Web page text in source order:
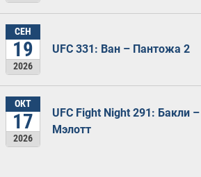
СЕН
19
2026
UFC 331: Ван – Пантожа 2
ОКТ
17
2026
UFC Fight Night 291: Бакли –
Мэлотт